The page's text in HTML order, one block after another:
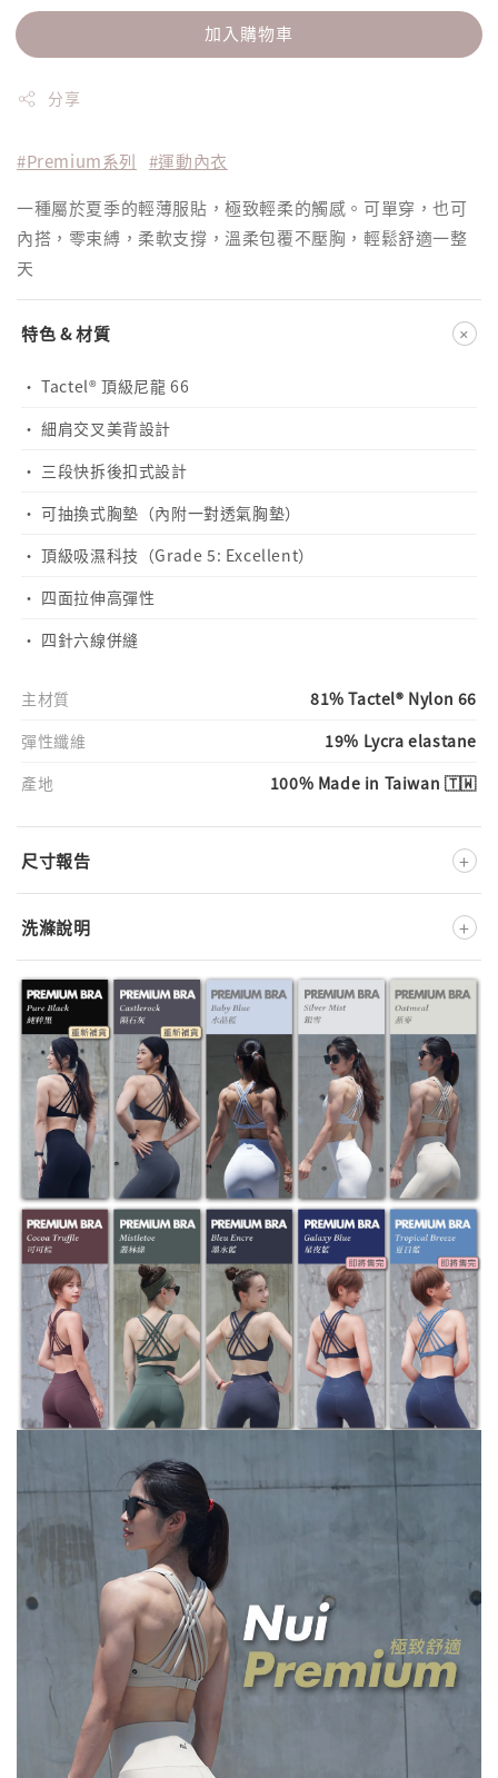
加入購物車
分享
#Premium系列
#運動內衣
一種屬於夏季的輕薄服貼，極致輕柔的觸感。可單穿，也可
內搭，零束縛，柔軟支撐，溫柔包覆不壓胸，輕鬆舒適一整
天
特色 & 材質 +
· Tactel® 頂級尼龍 66
· 細肩交叉美背設計
· 三段快拆後扣式設計
· 可抽換式胸墊（內附一對透氣胸墊）
· 頂級吸濕科技（Grade 5: Excellent）
· 四面拉伸高彈性
· 四針六線併縫
主材質
81% Tactel® Nylon 66
彈性纖維
19% Lycra elastane
產地
100% Made in Taiwan 🇹🇼
尺寸報告 +
※ 還是不確定自己適合什麼尺寸嗎？歡迎
洗滌說明 +
深淺色分開洗
低溫洗滌
不可漂白
不可乾洗
不可添加柔軟精
低溫熨燙
低溫溫和烘乾
※ 此款布料為特殊處理材質，洗滌時強烈建議反面放入洗衣袋
※ 正確的洗滌方式將大大地影響產品壽命